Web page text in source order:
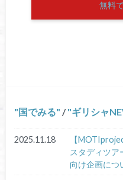
無料
国でみる / ギリシャ
2025.11.18
【
スタディツア
向け企画につ